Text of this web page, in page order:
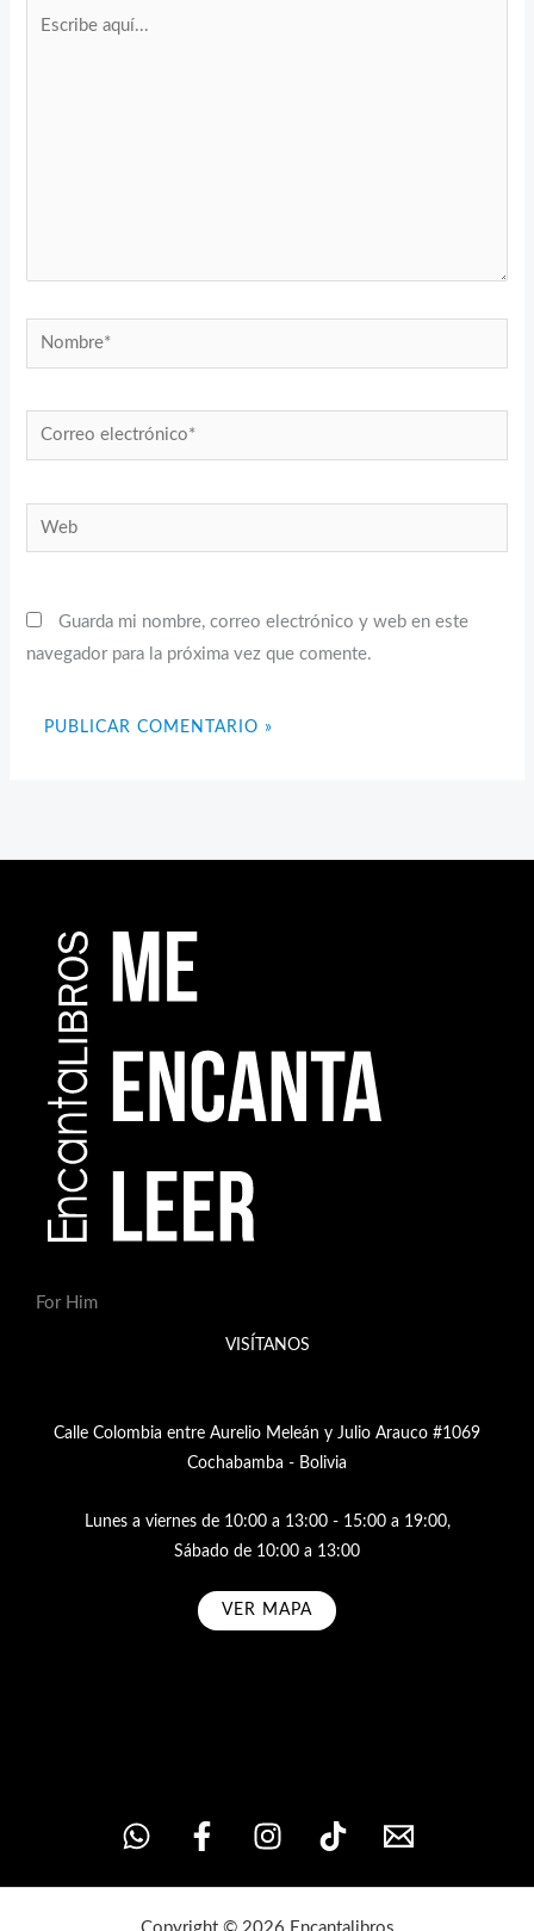
Nombre*
Correo
electrónico*
Web
Guarda mi nombre, correo electrónico y web en este
navegador para la próxima vez que comente.
For Him
VISÍTANOS
Calle Colombia entre Aurelio Meleán y Julio Arauco #1069
Cochabamba - Bolivia
Lunes a viernes de 10:00 a 13:00 - 15:00 a 19:00,
Sábado de 10:00 a 13:00
VER MAPA